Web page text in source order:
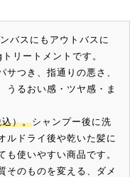
バスにもアウトバスに
リートメントです。
つき、指通りの悪さ、
うるおい感・ツヤ感・ま
）。シャンプー後に洗
ルドライ後や乾いた髪に
使いやすい商品です。
そのものを変える、ダメ